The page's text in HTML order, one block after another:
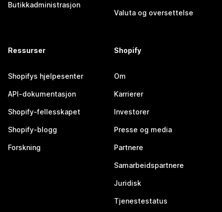
Butikkadministrasjon
Valuta og oversettelse
Ressurser
Shopifys hjelpesenter
API-dokumentasjon
Shopify-fellesskapet
Shopify-blogg
Forskning
Shopify
Om
Karrierer
Investorer
Presse og media
Partnere
Samarbeidspartnere
Juridisk
Tjenestestatus